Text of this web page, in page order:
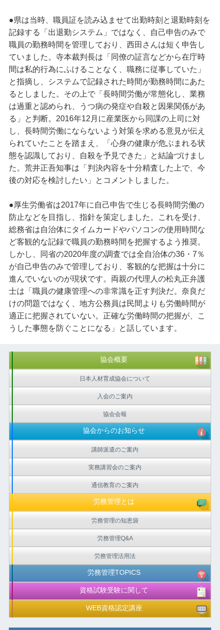
●県は当時、職員証を読み込ませて出勤時刻と退勤時刻を
記録する「出退勤システム」ではなく、自己申告のみで
職員の勤務時間を管理しており、西田さんは短く申告し
ていました。寺本裁判長は「同僚の証言などから在庁時
間は私的行為にふけることなく、職務に従事していた」
と指摘し、システムで記録された時間が勤務時間にあた
るとしました。その上で「長時間労働が常態化し、業務
は過重と認められ、うつ病の発症や自殺と因果関係があ
る」と判断。2016年12月に産業医から同課の上司に対
し、長時間労働にならないよう対策を求める意見が伝え
られていたことを踏まえ、「心身の健康が危ぶまれる状
態を認識しており、自殺を予見できた」と結論づけまし
た。荒井正吾知事は「判決内容を十分精査した上で、今
後の対応を検討したい」とコメントしました。
●厚生労働省は2017年に自己申告で生じる長時間労働の
防止などを目指し、指針を策定しました。これを受け、
総務省は自治体にタイムカードやパソコンの使用時間な
ど客観的な記録で職員の勤務時間を把握するよう推奨。
しかし、同省の2020年度の調査では全自治体の36・7％
が自己申告のみで管理しており、客観的な把握は十分に
進んでいないのが現状です。両親の代理人の松丸正弁護
士は「職員の健康管理への非常識を正す判決だ。奈良だ
けの問題ではなく、地方公務員は民間よりも労働時間が
適正に把握されていない。正確な労働時間の把握が、こ
うした事態を防ぐことになる」と話しています。
協会概要
日本人材育成協会について
入会のご案内
協会会報
協会からのお知らせ
講師派遣のご案内
実務講習会のご案内
通信教育のご案内
労務管理とは
労務管理の知恵袋
労務管理Q&A
労務管理活用法
労務管理TOPICS
資格試験受験に関して
WEB資格認定講座